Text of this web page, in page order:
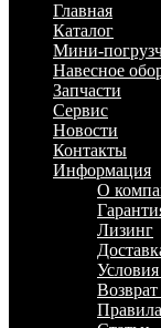
Главная
Каталог
Мини-
Навесное
Запчасти
Сервис
Новости
Контакты
Информация
О
Лизинг